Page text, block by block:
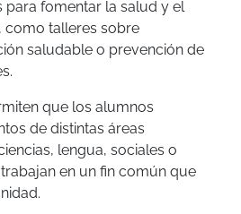
para fomentar la salud y el
como talleres sobre
saludable o prevención de
que los alumnos
de distintas áreas
lengua, sociales o
en un fin común que